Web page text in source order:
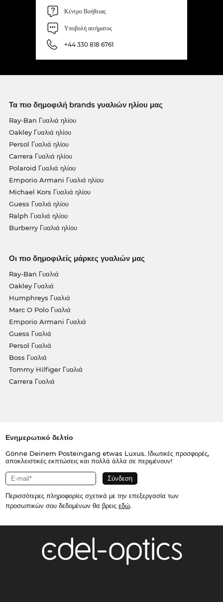
Κέντρο Βοήθειας
Υποβολή αιτήματος
+44 330 818 6761
Τα πιο δημοφιλή brands γυαλιών ηλίου μας
Ray-Ban Γυαλιά ηλίου
Oakley Γυαλιά ηλίου
Persol Γυαλιά ηλίου
Carrera Γυαλιά ηλίου
Polaroid Γυαλιά ηλίου
Emporio Armani Γυαλιά ηλίου
Michael Kors Γυαλιά ηλίου
Guess Γυαλιά ηλίου
Ralph Γυαλιά ηλίου
Burberry Γυαλιά ηλίου
Οι πιο δημοφιλείς μάρκες γυαλιών μας
Ray-Ban Γυαλιά
Oakley Γυαλιά
Humphreys Γυαλιά
Marc O Polo Γυαλιά
Emporio Armani Γυαλιά
Guess Γυαλιά
Persol Γυαλιά
Boss Γυαλιά
Tommy Hilfiger Γυαλιά
Carrera Γυαλιά
Ενημερωτικό δελτίο
Gönne Deinem Posteingang etwas Luxus. Ιδιωτικές προσφορές,
αποκλειστικές εκπτώσεις και πολλά άλλα σε περιμένουν!
Περισσότερες πληροφορίες σχετικά με την επεξεργασία των
προσωπικών σου δεδομένων θα βρεις εδώ.